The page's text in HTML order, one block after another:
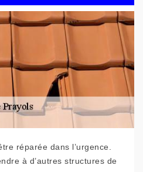
réparée dans l’urgence.
à d’autres structures de